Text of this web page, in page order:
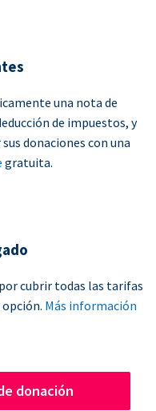
una nota de
de impuestos, y
donaciones con una
gratuita.
cubrir todas las tarifas
opción. Más información
donación